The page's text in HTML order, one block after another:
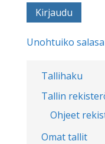
Tallihaku
Tallin
Ohjeet
Omat tallit
Unohtuiko